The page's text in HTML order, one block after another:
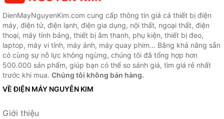
DienMayNguyenKim.com cung cấp thông tin giá cả thiết bị điện
máy, điện tử, điện lạnh, điện gia dụng, nội thất, ngoại thất, điện
thoại, máy tính bảng, thiết bị âm thanh, phụ kiện, thiết bị đeo,
laptop, máy vi tính, máy ảnh, máy quay phim... Bằng khả năng sẵn
có cùng sự nỗ lực không ngừng, chúng tôi đã tổng hợp hơn
500.000 sản phẩm, giúp bạn có thể so sánh giá, tìm giá rẻ nhất
trước khi mua. Chúng tôi không bán hàng.
VỀ ĐIỆN MÁY NGUYỄN KIM
Giới thiệu